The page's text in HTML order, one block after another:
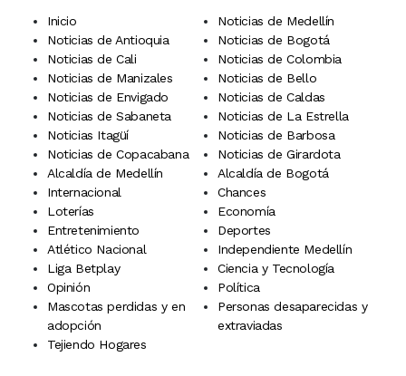
Inicio
Noticias de Medellín
Noticias de Antioquia
Noticias de Bogotá
Noticias de Cali
Noticias de Colombia
Noticias de Manizales
Noticias de Bello
Noticias de Envigado
Noticias de Caldas
Noticias de Sabaneta
Noticias de La Estrella
Noticias Itagüí
Noticias de Barbosa
Noticias de Copacabana
Noticias de Girardota
Alcaldía de Medellín
Alcaldía de Bogotá
Internacional
Chances
Loterías
Economía
Entretenimiento
Deportes
Atlético Nacional
Independiente Medellín
Liga Betplay
Ciencia y Tecnología
Opinión
Política
Mascotas perdidas y en
adopción
Personas desaparecidas y
extraviadas
Tejiendo Hogares